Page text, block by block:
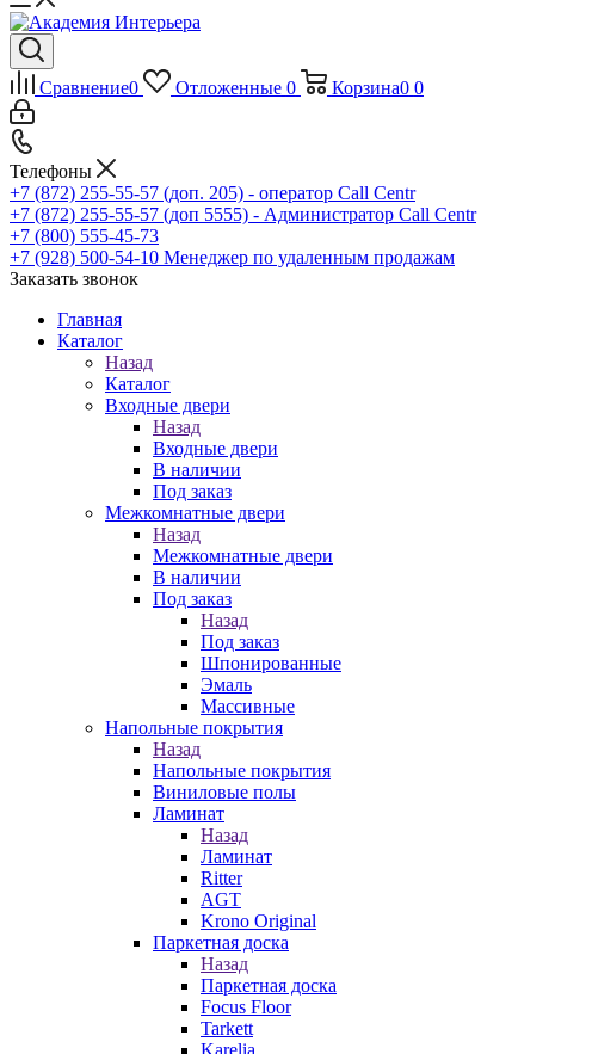
Сравнение0 Отложенные 0 Корзина0 0
Телефоны
+7 (872) 255-55-57 (доп. 205) - оператор Call Centr
+7 (872) 255-55-57 (доп 5555) - Администратор Call Centr
+7 (800) 555-45-73
+7 (928) 500-54-10 Менеджер по удаленным продажам
Заказать звонок
Главная
Каталог
Назад
Каталог
Входные двери
Назад
Входные двери
В наличии
Под заказ
Межкомнатные двери
Назад
Межкомнатные двери
В наличии
Под заказ
Назад
Под заказ
Шпонированные
Эмаль
Массивные
Напольные покрытия
Назад
Напольные покрытия
Виниловые полы
Ламинат
Назад
Ламинат
Ritter
AGT
Krono Original
Паркетная доска
Назад
Паркетная доска
Focus Floor
Tarkett
Karelia